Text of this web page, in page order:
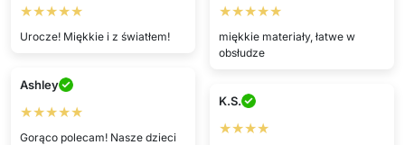
★★★★★
Urocze! Miękkie i z światłem!
★★★★★
miękkie materiały, łatwe w
obsłudze
Ashley
★★★★★
Gorąco polecam! Nasze dzieci
K.S.
★★★★